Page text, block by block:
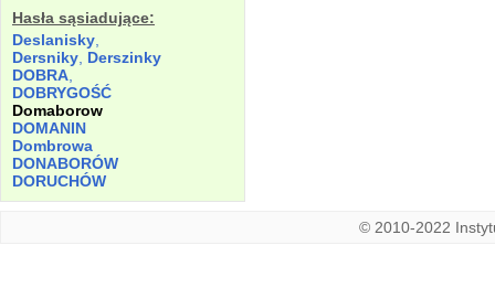
Hasła sąsiadujące:
Deslanisky
Dersniky Derszinky
DOBRA
DOBRYGOŚĆ
Domaborow
DOMANIN
Dombrowa
DONABORÓW
DORUCHÓW
© 2010-2022